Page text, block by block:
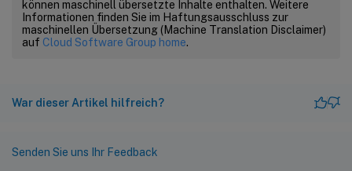
können maschinell übersetzte Inhalte enthalten. Weitere
Informationen finden Sie im Haftungsausschluss zur
maschinellen Übersetzung (Machine Translation Disclaimer)
auf Cloud Software Group home.
War dieser Artikel hilfreich?
Senden Sie uns Ihr Feedback